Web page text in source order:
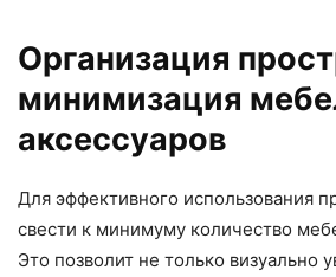
Организация
минимизация
аксессуаров
Для эффективного использования
свести к минимуму количество
Это позволит не только визуально